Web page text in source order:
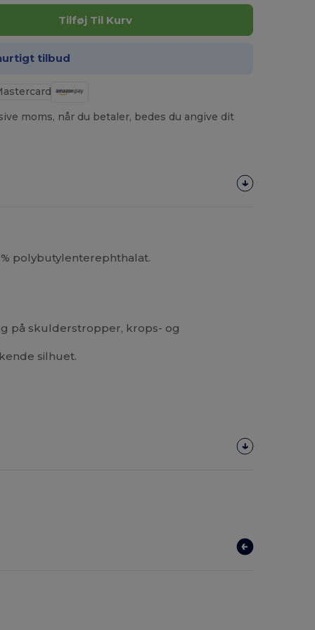
Tilføj Til Kurv
tilbud
moms, når du betaler, bedes du angive dit
polybutylenterephthalat.
på skulderstropper, krops- og
silhuet.